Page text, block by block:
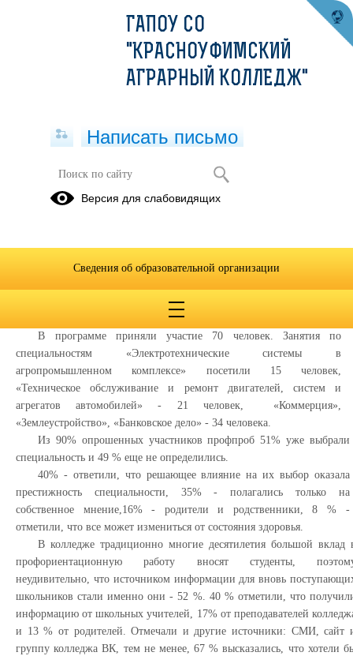
ВЫБЕРИ СВОЙ ПУТЬ
В рамках предпрофильной и профильной подготовки
школьников 7 апреля 2023 года в ГАПОУ СО «Красноуфимский
профессию» для учащихся 8-9 классов школ МО Красноуфимский
В программе приняли участие 70 человек. Занятия по
специальностям «Электротехнические системы в
агропромышленном комплексе» посетили 15 человек,
«Техническое обслуживание и ремонт двигателей, систем и
агрегатов автомобилей» - 21 человек, «Коммерция»,
«Землеустройство», «Банковское дело» - 34 человека.
Из 90% опрошенных участников профпроб 51% уже выбрали
специальность и 49 % еще не определились.
40% - ответили, что решающее влияние на их выбор оказала
престижность специальности, 35% - полагались только на
собственное мнение,16% - родители и родственники, 8 % -
отметили, что все может измениться от состояния здоровья.
В колледже традиционно многие десятилетия большой вклад
профориентационную работу вносят студенты,
неудивительно, что источником информации для вновь
школьников стали именно они - 52 %. 40 % отметили, что
информацию от школьных учителей, 17% от преподавателей
и 13 % от родителей. Отмечали и другие источники: СМИ, сайт
группу колледжа ВК, тем не менее, 67 % высказались, что хотели
ГАПОУ СО
"КРАСНОУФИМСКИЙ
АГРАРНЫЙ КОЛЛЕДЖ"
Написать письмо
Версия для слабовидящих
Сведения об образовательной организации